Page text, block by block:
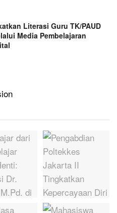
Literasi Guru TK/PAUD
Media Pembelajaran